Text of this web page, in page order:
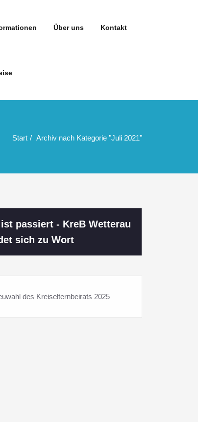
Über uns Kontakt
Start Archiv nach Kategorie "Juli 2021"
ist passiert - KreB Wetterau
sich zu Wort
des Kreiselternbeirats 2025